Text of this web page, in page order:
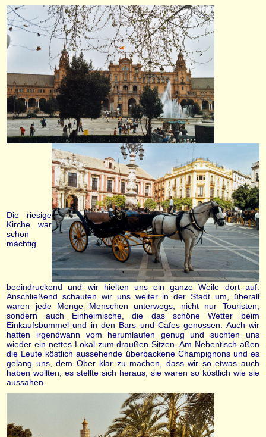
Die riesige
Kirche war
schon
mächtig
beeindruckend und wir hielten uns ein ganze Weile dort auf.
Anschließend schauten wir uns weiter in der Stadt um, überall
waren jede Menge Menschen unterwegs, nicht nur Touristen,
sondern auch Einheimische, die das schöne Wetter beim
Einkaufsbummel und in den Bars und Cafes genossen. Auch wir
hatten irgendwann vom herumlaufen genug und suchten uns
wieder ein nettes Lokal zum draußen Sitzen. Am Nebentisch aßen
die Leute köstlich aussehende überbackene Champignons und es
gelang uns, dem Ober klar zu machen, dass wir so etwas auch
haben wollten, es stellte sich heraus, sie waren so köstlich wie sie
aussahen.